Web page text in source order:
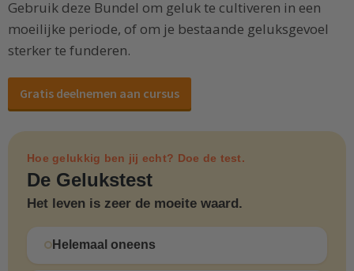
Gebruik deze Bundel om geluk te cultiveren in een
moeilijke periode, of om je bestaande geluksgevoel
sterker te funderen.
Gratis deelnemen aan cursus
Hoe gelukkig ben jij echt? Doe de test.
De Gelukstest
Het leven is zeer de moeite waard.
Helemaal oneens